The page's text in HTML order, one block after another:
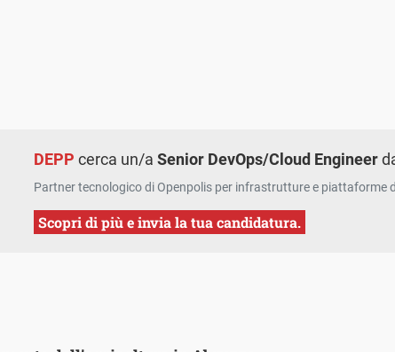
DEPP cerca un/aSenior DevOps/Cloud Engineer
Partner tecnologico di Openpolis per infrastrutture e piattaforme
Scopri di più e invia la tua candidatura.